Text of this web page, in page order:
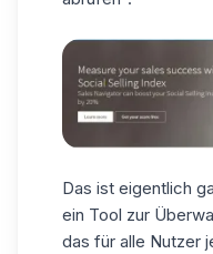
Das ist eigentlich
ein Tool zur
das für alle Nutzer